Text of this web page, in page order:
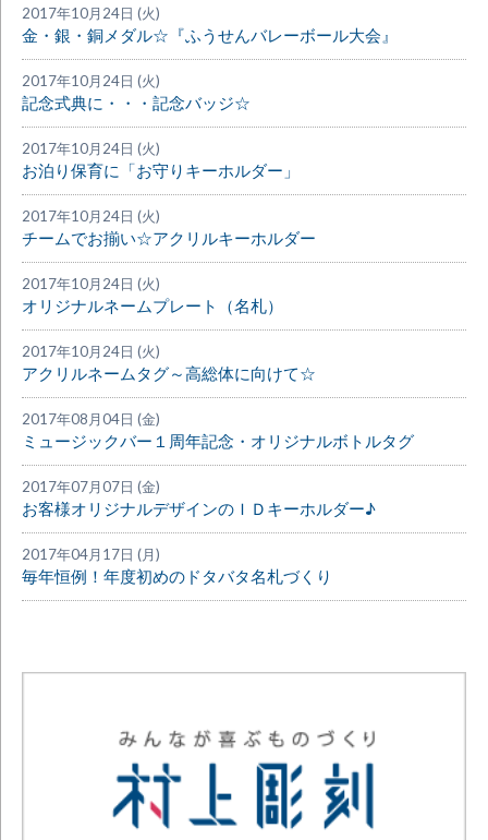
2017年10月24日 (火)
金・銀・銅メダル☆『ふうせんバレーボール大会』
2017年10月24日 (火)
記念式典に・・・記念バッジ☆
2017年10月24日 (火)
お泊り保育に「お守りキーホルダー」
2017年10月24日 (火)
チームでお揃い☆アクリルキーホルダー
2017年10月24日 (火)
オリジナルネームプレート（名札）
2017年10月24日 (火)
アクリルネームタグ～高総体に向けて☆
2017年08月04日 (金)
ミュージックバー１周年記念・オリジナルボトルタグ
2017年07月07日 (金)
お客様オリジナルデザインのＩＤキーホルダー♪
2017年04月17日 (月)
毎年恒例！年度初めのドタバタ名札づくり